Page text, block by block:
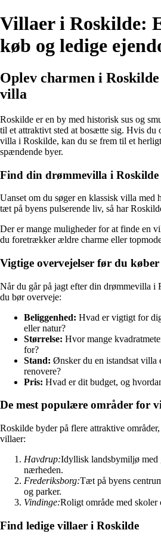
Villaer i Roskilde:
køb og ledige
Oplev charmen i Roskilde
villa
Roskilde er en by med historisk sus og
til et attraktivt sted at bosætte sig. Hvis du
villa i Roskilde, kan du se frem til et
spændende byer.
Find din drømmevilla i Roskilde
Uanset om du søger en klassisk villa med
tæt på byens pulserende liv, så har
Der er mange muligheder for at finde en
du foretrækker ældre charme eller
Vigtige overvejelser før du
Når du går på jagt efter din drømmevilla i
du bør overveje:
Beliggenhed: Hvad er vigtigt for
eller natur?
Størrelse: Hvor mange
for?
Stand: Ønsker du en istandsat villa
renovere?
Pris: Hvad er dit budget, og
De mest populære områder for
Roskilde byder på flere attraktive
villaer:
Havdrup:Idyllisk landsbymiljø med
nærheden.
Frederiksborg:Tæt på byens
og parker.
Vindinge:Roligt område med skoler
Find ledige villaer i Roskilde